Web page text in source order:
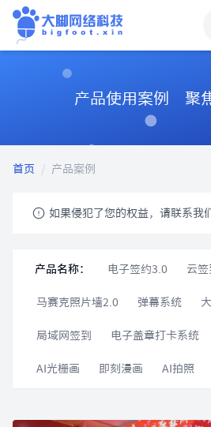
产品使用案例 聚
首页 / 产品案例
如果侵犯了您的权益，请联系我
产品名称： 电子签约3.0 云签
马赛克照片墙2.0 弹幕系统
局域网签到 电子盖章打卡系统
AI光栅画 即刻漫画 AI拍照